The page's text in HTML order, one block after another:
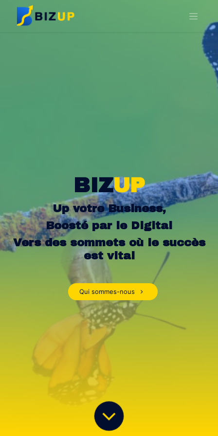
BIZUP
Up votre Business,
Boosté par le Digital
Vers des sommets où le succès
est vital
Qui sommes-nous